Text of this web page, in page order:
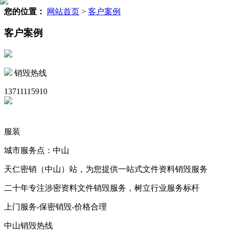
您的位置： 网站首页 > 客户案例
客户案例
销毁热线
13711115910
服装
城市服务点：中山
天仁密销（中山）站，为您提供一站式文件资料销毁服务
二十年专注涉密资料文件销毁服务，树立行业服务标杆
上门服务-保密销毁-价格合理
中山销毁热线